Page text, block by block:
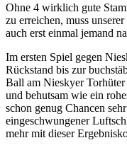
Ohne 4 wirklich gute
zu erreichen, muss
auch erst einmal jemand
Im ersten Spiel gegen
Rückstand bis zur
Ball am Nieskyer
und behutsam wie ein
schon genug Chancen
eingeschwungener
mehr mit dieser